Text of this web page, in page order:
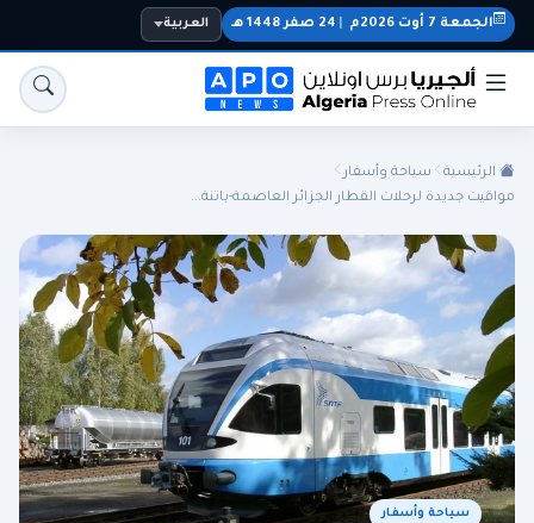
الجزائر الجالية المنتخب الوطني سياسة
اقتصاد رياضة
الجمعة 7 أوت 2026م 24 صفر 1448 هـ العربية
الرئيسية
سياحة وأسفار
مواقيت جديدة لرحلات القطار الجزائر العاصمة-باتنة...
سياحة وأسفار